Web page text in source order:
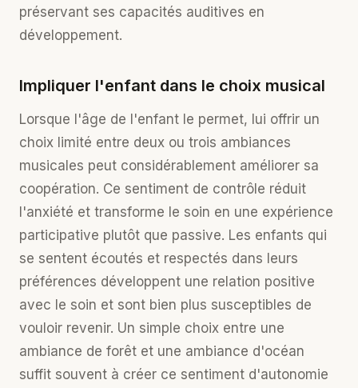
préservant ses capacités auditives en
développement.
Impliquer l'enfant dans le choix musical
Lorsque l'âge de l'enfant le permet, lui offrir un
choix limité entre deux ou trois ambiances
musicales peut considérablement améliorer sa
coopération. Ce sentiment de contrôle réduit
l'anxiété et transforme le soin en une expérience
participative plutôt que passive. Les enfants qui
se sentent écoutés et respectés dans leurs
préférences développent une relation positive
avec le soin et sont bien plus susceptibles de
vouloir revenir. Un simple choix entre une
ambiance de forêt et une ambiance d'océan
suffit souvent à créer ce sentiment d'autonomie